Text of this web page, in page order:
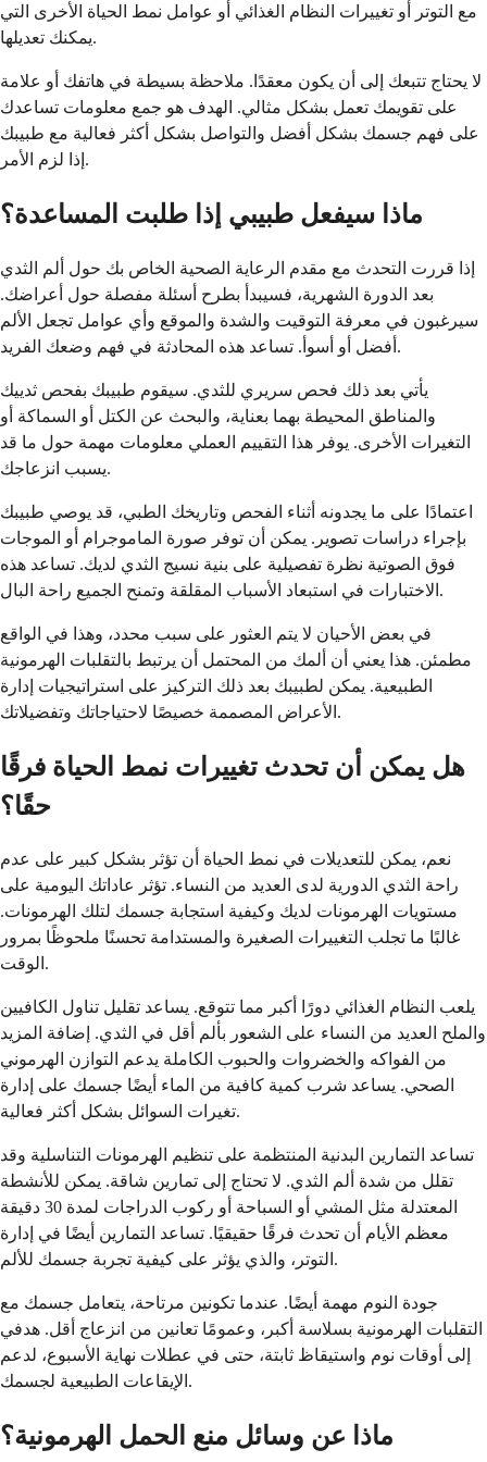
مع التوتر أو تغييرات النظام الغذائي أو عوامل نمط الحياة الأخرى التي
يمكنك تعديلها.
لا يحتاج تتبعك إلى أن يكون معقدًا. ملاحظة بسيطة في هاتفك أو علامة
على تقويمك تعمل بشكل مثالي. الهدف هو جمع معلومات تساعدك
على فهم جسمك بشكل أفضل والتواصل بشكل أكثر فعالية مع طبيبك
إذا لزم الأمر.
ماذا سيفعل طبيبي إذا طلبت المساعدة؟
إذا قررت التحدث مع مقدم الرعاية الصحية الخاص بك حول ألم الثدي
بعد الدورة الشهرية، فسيبدأ بطرح أسئلة مفصلة حول أعراضك.
سيرغبون في معرفة التوقيت والشدة والموقع وأي عوامل تجعل الألم
أفضل أو أسوأ. تساعد هذه المحادثة في فهم وضعك الفريد.
يأتي بعد ذلك فحص سريري للثدي. سيقوم طبيبك بفحص ثدييك
والمناطق المحيطة بهما بعناية، والبحث عن الكتل أو السماكة أو
التغيرات الأخرى. يوفر هذا التقييم العملي معلومات مهمة حول ما قد
يسبب انزعاجك.
اعتمادًا على ما يجدونه أثناء الفحص وتاريخك الطبي، قد يوصي طبيبك
بإجراء دراسات تصوير. يمكن أن توفر صورة الماموجرام أو الموجات
فوق الصوتية نظرة تفصيلية على بنية نسيج الثدي لديك. تساعد هذه
الاختبارات في استبعاد الأسباب المقلقة وتمنح الجميع راحة البال.
في بعض الأحيان لا يتم العثور على سبب محدد، وهذا في الواقع
مطمئن. هذا يعني أن ألمك من المحتمل أن يرتبط بالتقلبات الهرمونية
الطبيعية. يمكن لطبيبك بعد ذلك التركيز على استراتيجيات إدارة
الأعراض المصممة خصيصًا لاحتياجاتك وتفضيلاتك.
هل يمكن أن تحدث تغييرات نمط الحياة فرقًا
حقًا؟
نعم، يمكن للتعديلات في نمط الحياة أن تؤثر بشكل كبير على عدم
راحة الثدي الدورية لدى العديد من النساء. تؤثر عاداتك اليومية على
مستويات الهرمونات لديك وكيفية استجابة جسمك لتلك الهرمونات.
غالبًا ما تجلب التغييرات الصغيرة والمستدامة تحسنًا ملحوظًا بمرور
الوقت.
يلعب النظام الغذائي دورًا أكبر مما تتوقع. يساعد تقليل تناول الكافيين
والملح العديد من النساء على الشعور بألم أقل في الثدي. إضافة المزيد
من الفواكه والخضروات والحبوب الكاملة يدعم التوازن الهرموني
الصحي. يساعد شرب كمية كافية من الماء أيضًا جسمك على إدارة
تغيرات السوائل بشكل أكثر فعالية.
تساعد التمارين البدنية المنتظمة على تنظيم الهرمونات التناسلية وقد
تقلل من شدة ألم الثدي. لا تحتاج إلى تمارين شاقة. يمكن للأنشطة
المعتدلة مثل المشي أو السباحة أو ركوب الدراجات لمدة 30 دقيقة
معظم الأيام أن تحدث فرقًا حقيقيًا. تساعد التمارين أيضًا في إدارة
التوتر، والذي يؤثر على كيفية تجربة جسمك للألم.
جودة النوم مهمة أيضًا. عندما تكونين مرتاحة، يتعامل جسمك مع
التقلبات الهرمونية بسلاسة أكبر، وعمومًا تعانين من انزعاج أقل. هدفي
إلى أوقات نوم واستيقاظ ثابتة، حتى في عطلات نهاية الأسبوع، لدعم
الإيقاعات الطبيعية لجسمك.
ماذا عن وسائل منع الحمل الهرمونية؟